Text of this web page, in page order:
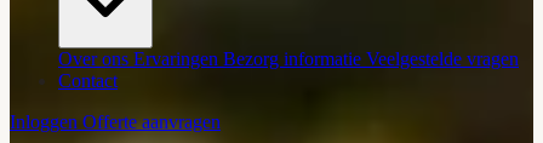
Over ons Ervaringen Bezorg informatie Veelgestelde vragen
Contact
Inloggen Offerte aanvragen